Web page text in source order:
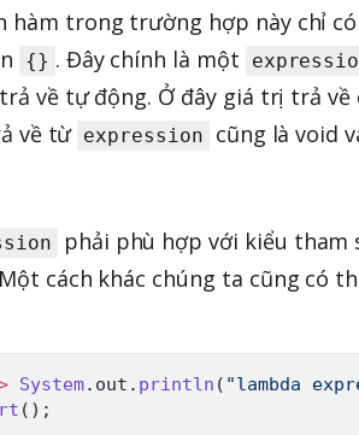
hàm trong trường hợp này chỉ
{} . Đây chính là một
về tự động. Ở đây giá trị trả
về từ expression
cũng là void
phải phù hợp với kiểu tham
cách khác chúng ta cũng có
System. out . println ( "lambda
( ) ;